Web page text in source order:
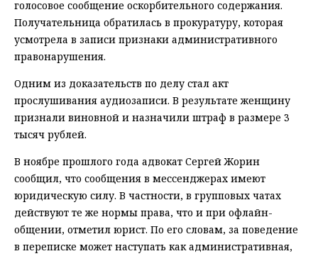
голосовое сообщение оскорбительного содержания.
Получательница обратилась в прокуратуру, которая
усмотрела в записи признаки административного
правонарушения.
Одним из доказательств по делу стал акт
прослушивания аудиозаписи. В результате женщину
признали виновной и назначили штраф в размере 3
тысяч рублей.
В ноябре прошлого года адвокат Сергей Жорин
сообщил, что сообщения в мессенджерах имеют
юридическую силу. В частности, в групповых чатах
действуют те же нормы права, что и при офлайн-
общении, отметил юрист. По его словам, за поведение
в переписке может наступать как административная,